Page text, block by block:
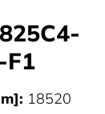
F1
18520